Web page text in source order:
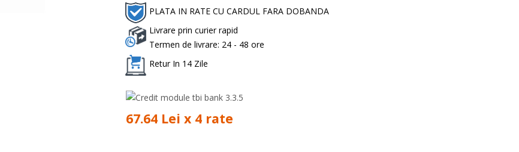
PLATA IN RATE CU CARDUL FARA DOBANDA
Livrare prin curier rapid
Termen de livrare: 24 - 48 ore
Retur In 14 Zile
67.64 Lei x 4 rate